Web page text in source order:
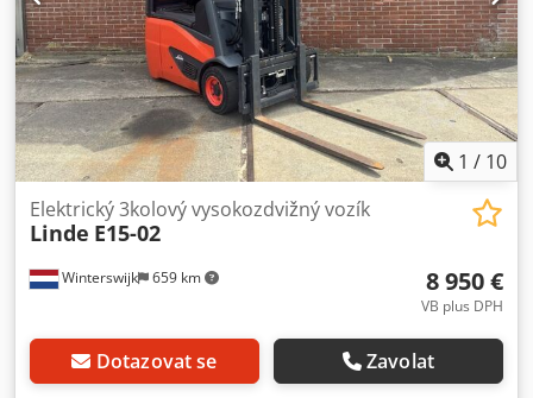
1 / 10
Winterswijk 659 km
Elektrický 3kolový vysokozdvižný vozík
Linde E15-02
8 950 €
VB plus DPH
Dotazovat se Zavolat